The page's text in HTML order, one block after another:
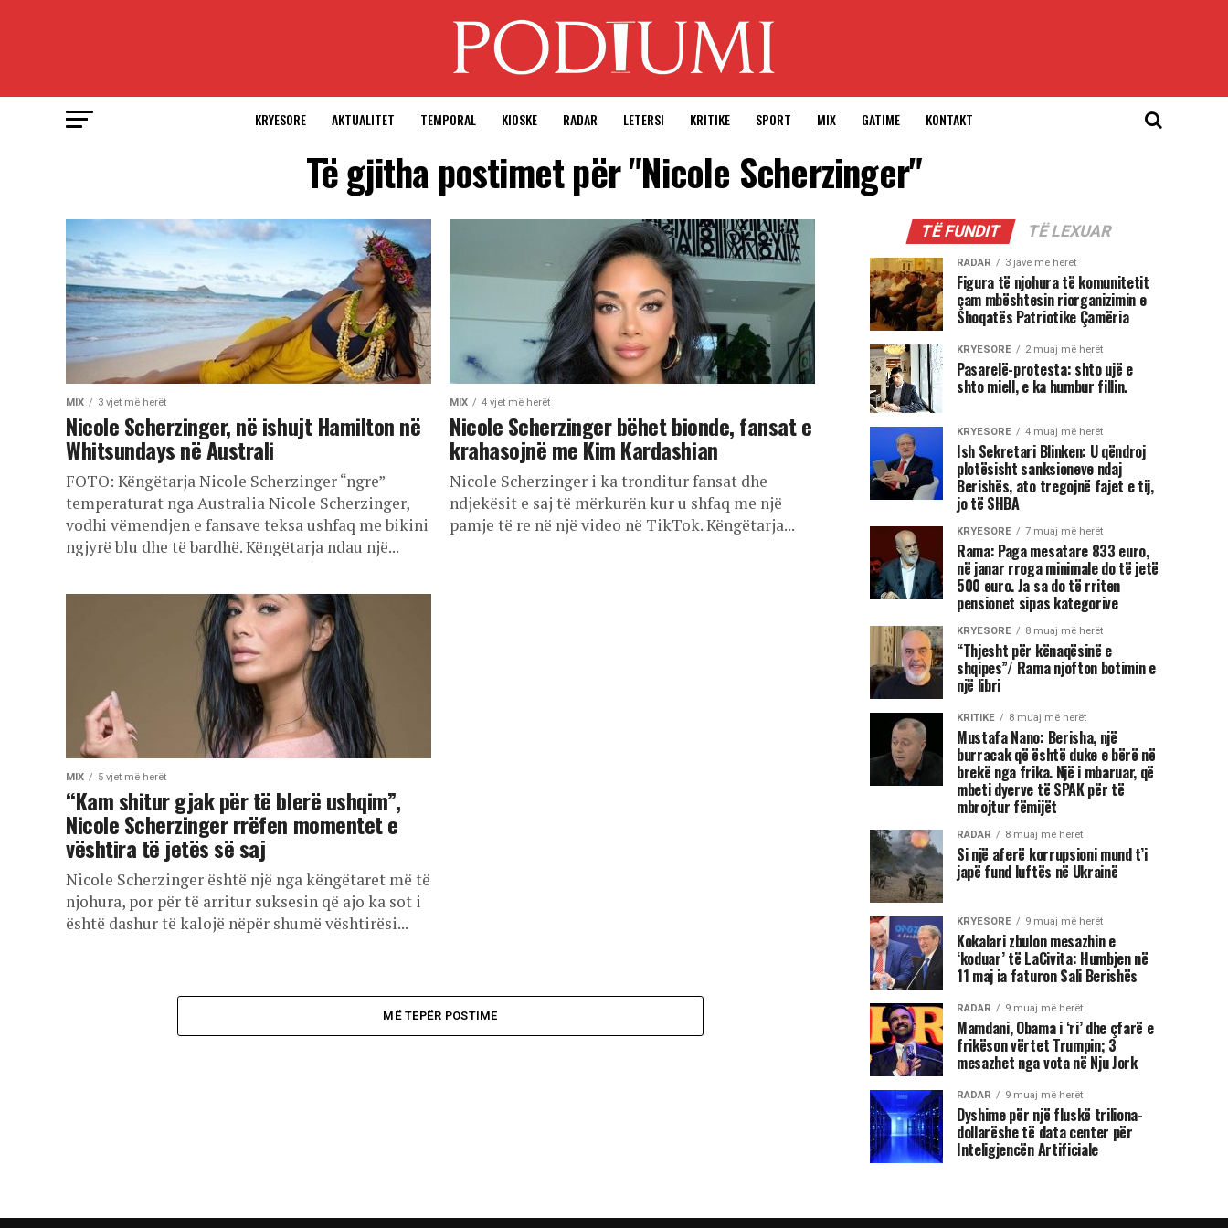
KRYESORE AKTUALITET TEMPORAL KIOSKE RADAR LETERSI KRITIKE SPORT MIX GATIME KONTAKT
Të gjitha postimet për "Nicole Scherzinger"
MIX 3 vjet më herët
Nicole Scherzinger, në ishujt Hamilton në
Whitsundays në Australi
FOTO: Këngëtarja Nicole Scherzinger “ngre”
temperaturat nga Australia Nicole Scherzinger,
vodhi vëmendjen e fansave teksa ushfaq me bikini
ngjyrë blu dhe të bardhë. Këngëtarja ndau një...
MIX 4 vjet më herët
Nicole Scherzinger bëhet bionde, fansat e
krahasojnë me Kim Kardashian
Nicole Scherzinger i ka tronditur fansat dhe
ndjekësit e saj të mërkurën kur u shfaq me një
pamje të re në një video në TikTok. Këngëtarja...
MIX 5 vjet më herët
“Kam shitur gjak për të blerë ushqim”,
Nicole Scherzinger rrëfen momentet e
vështira të jetës së saj
Nicole Scherzinger është një nga këngëtaret më të
njohura, por për të arritur suksesin që ajo ka sot i
është dashur të kalojë nëpër shumë vështirësi...
MË TEPËR POSTIME
TË FUNDIT TË LEXUAR
RADAR 3 javë më herët
Figura të njohura të komunitetit
çam mbështesin riorganizimin e
Shoqatës Patriotike Çamëria
KRYESORE 2 muaj më herët
Pasarelë-protesta: shto ujë e
shto miell, e ka humbur fillin.
KRYESORE 4 muaj më herët
Ish Sekretari Blinken: U qëndroj
plotësisht sanksioneve ndaj
Berishës, ato tregojnë fajet e tij,
jo të SHBA
KRYESORE 7 muaj më herët
Rama: Paga mesatare 833 euro,
në janar rroga minimale do të jetë
500 euro. Ja sa do të rriten
pensionet sipas kategorive
KRYESORE 8 muaj më herët
“Thjesht për kënaqësinë e
shqipes”/ Rama njofton botimin e
një libri
KRITIKE 8 muaj më herët
Mustafa Nano: Berisha, një
burracak që është duke e bërë në
brekë nga frika. Një i mbaruar, që
mbeti dyerve të SPAK për të
mbrojtur fëmijët
RADAR 8 muaj më herët
Si një aferë korrupsioni mund t’i
japë fund luftës në Ukrainë
KRYESORE 9 muaj më herët
Kokalari zbulon mesazhin e
‘koduar’ të LaCivita: Humbjen në
11 maj ia faturon Sali Berishës
RADAR 9 muaj më herët
Mamdani, Obama i ‘ri’ dhe çfarë e
frikëson vërtet Trumpin; 3
mesazhet nga vota në Nju Jork
RADAR 9 muaj më herët
Dyshime për një fluskë triliona-
dollarëshe të data center për
Inteligjencën Artificiale